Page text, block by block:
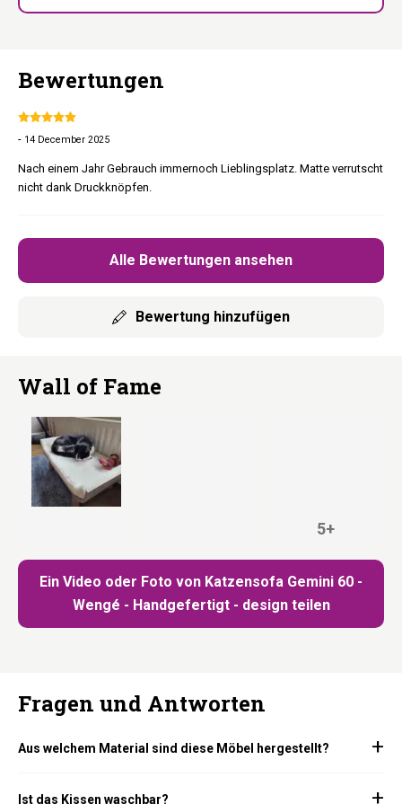
einzigartige Merkmale aufweisen, wie z. B. leichte
Abweichungen in Farbe, Maserung und Struktur. Diese
natürlichen Unterschiede tragen zum einzigartigen Aussehen
und Charme jedes Möbelstückes bei.
Bewertungen
Alle Bewertungen ansehen
Bewertung hinzufügen
- 14 December 2025
Nach einem Jahr Gebrauch immernoch Lieblingsplatz. Matte verrutscht
nicht dank Druckknöpfen.
Wall of Fame
Ein Video oder Foto von Katzensofa Gemini 60 -
Wengé - Handgefertigt - design teilen
5+
Fragen und Antworten
Aus welchem Material sind diese Möbel hergestellt?
Ist das Kissen waschbar?